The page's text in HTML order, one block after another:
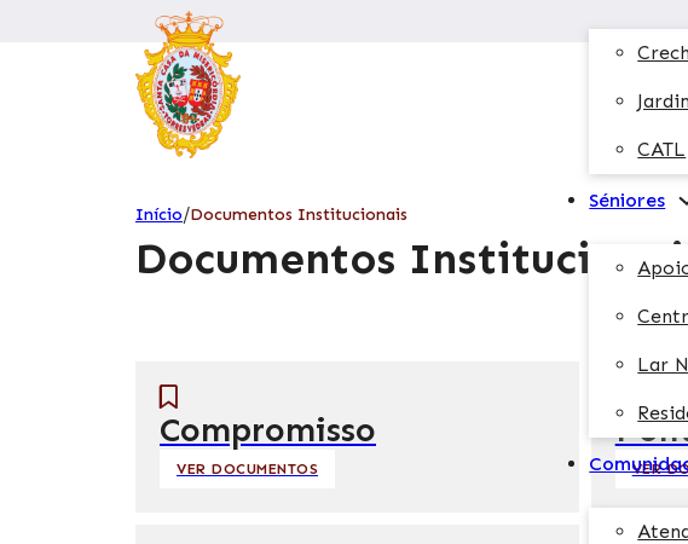
CATL
Séniores
Lar
Início/Documentos Institucionais
Documentos
Compromisso
VER DOCUMENTOS VER